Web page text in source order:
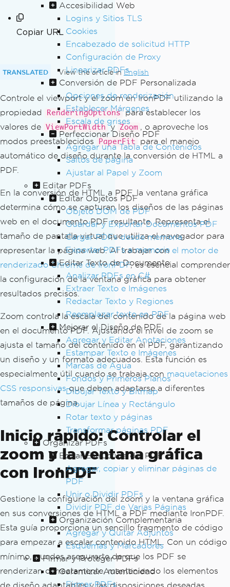
Accesibilidad Web
Logins y Sitios TLS
Cookies
Encabezado de solicitud HTTP
Configuración de Proxy
Linearizar PDFs
Conversión de PDF Personalizada
Opciones de renderización
Establecer Márgenes
Escala de grises
Perfeccionar Diseño PDF
Agregar una Tabla de Contenidos
Saltos de página
Ajustar al Papel y Zoom
Editar PDFs
Editar Objetos PDF
Objeto DOM de PDF
Guardar y Exportar Documentos PDF
Cargar PDFs desde memoria
Exportar PDFs a memoria
Editar Texto de Documento
Analizar PDFs en C#
Extraer Texto e Imágenes
Redactar Texto y Regiones
Reemplazar texto en PDF
Mejorar el Diseño de PDF
Agregar y Editar Anotaciones
Estampar Texto e Imágenes
Marcas de Agua
Fondos y Primeros Planos
Dibujar Texto y Bitmap
Dibujar Línea y Rectángulo
Rotar texto y páginas
Transformar páginas PDF
Organizar PDFs
Editar Estructura del PDF
Agregar, copiar y eliminar páginas de
PDF
Unir o Dividir PDFs
Dividir PDF de Varias Páginas
Organización Complementaria
Agregar y Quitar Adjuntos
Esquemas y Marcadores
Firmar y Proteger PDFs
Garantizar Autenticidad
Firmar PDFs
Copiar URL
TRANSLATED View the article inEnglish
Controle el viewport y el zoom en IronPDF utilizando la
propiedad
RenderingOptions para establecer los
valores de ViewPortWidth y Zoom , o aproveche los
modos preestablecidos
PaperFit
para el manejo
automático de diseño durante la conversión de HTML a
PDF.
En la conversión de HTML a PDF, la ventana gráfica
determina cómo se capturan los diseños de las páginas
web en el documento PDF resultante. Representa el
tamaño de pantalla virtual que utiliza el navegador para
representar la página web. Al trabajar con el motor de
renderizado Chrome de IronPDF, es esencial comprender
la configuración de la ventana gráfica para obtener
resultados precisos.
Zoom controla la escala del contenido de la página web
en el documento PDF. Ajustando el nivel de zoom se
ajusta el tamaño del contenido en el PDF, garantizando
un diseño y un formato adecuados. Esta función es
especialmente útil cuando se trabaja con maquetaciones
CSS responsivasque deben adaptarse a diferentes
tamaños de página.
Inicio rápido: Controlar el
zoom y la ventana gráfica
con IronPDF
Gestione la configuración del zoom y la ventana gráfica
en sus conversiones de HTML a PDF mediante IronPDF.
Esta guía proporciona un sencillo fragmento de código
para empezar a escalar contenido HTML. Con un código
mínimo, puedes asegurarte de que los PDF se
renderizan correctamente, manteniendo los elementos